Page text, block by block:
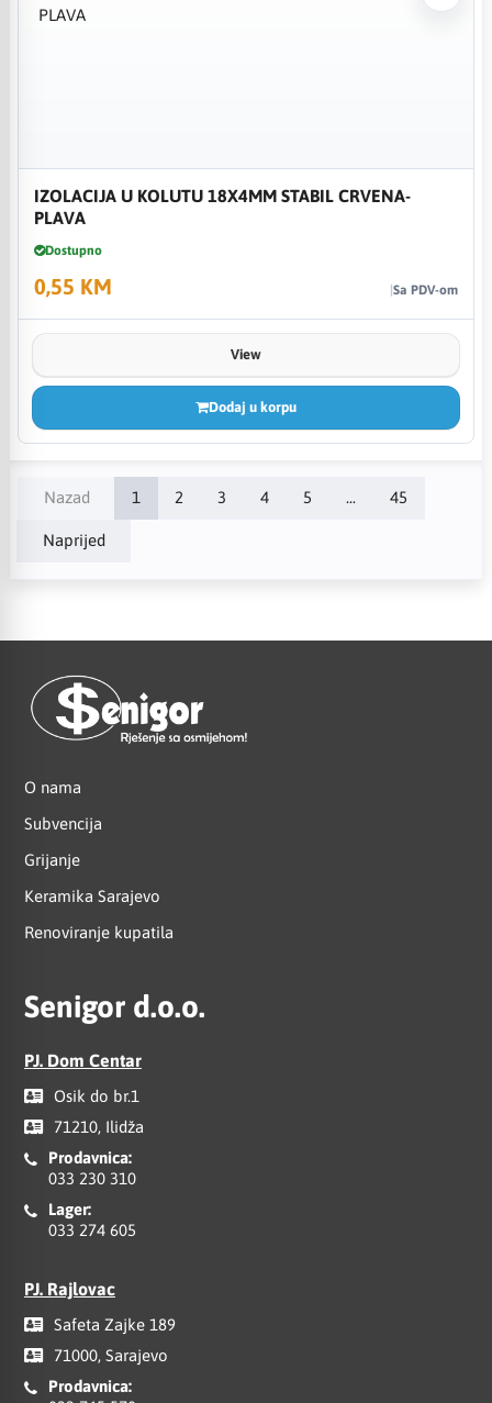
IZOLACIJA U KOLUTU 18X4MM STABIL CRVENA-
PLAVA
Dostupno
0,55 KM Sa PDV-om
View
Dodaj u korpu
Nazad 1 2 3 4 5 ... 45
Naprijed
O nama
Subvencija
Grijanje
Keramika Sarajevo
Renoviranje kupatila
Senigor d.o.o.
PJ. Dom Centar
Osik do br.1
71210, Ilidža
Prodavnica:
033 230 310
Lager:
033 274 605
PJ. Rajlovac
Safeta Zajke 189
71000, Sarajevo
Prodavnica: